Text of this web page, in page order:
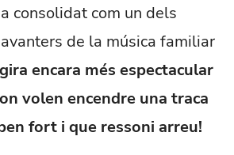
consolidat com un dels
de la música familiar
encara més espectacular
volen encendre una traca
fort i que ressoni arreu!